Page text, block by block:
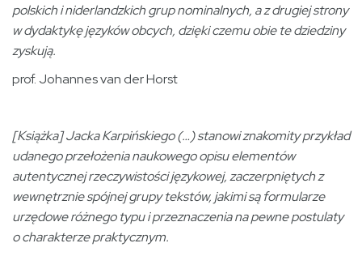
polskich i niderlandzkich grup nominalnych, a z drugiej strony
w dydaktykę języków obcych, dzięki czemu obie te dziedziny
zyskują.
prof. Johannes van der Horst
[Książka] Jacka Karpińskiego (…) stanowi znakomity przykład
udanego przełożenia naukowego opisu elementów
autentycznej rzeczywistości językowej, zaczerpniętych z
wewnętrznie spójnej grupy tekstów, jakimi są formularze
urzędowe różnego typu i przeznaczenia na pewne postulaty
o charakterze praktycznym.